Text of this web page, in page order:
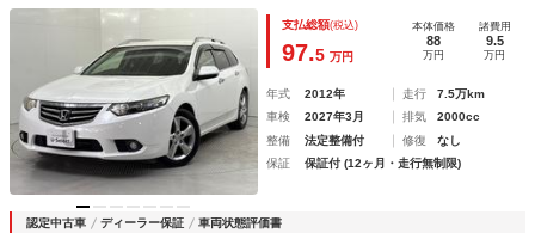
滑り防止装置 ＡＢＳ ＥＴＣ フルセグＴＶ 盗難防止装
支払総額(税込)
97.5 万円
本体価格
88
万円
諸費用
9.5
万円
年式 2012年 走行
7.5万km
車検
2027年3月 排気
2000cc
整備
法定整備付 修復
なし
保証
保証付 (12ヶ月・走行無制限)
認定中古車 ディーラー保証 車両状態評価書